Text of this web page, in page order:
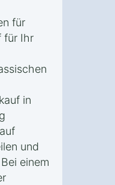
für
für Ihr
in
und
einem